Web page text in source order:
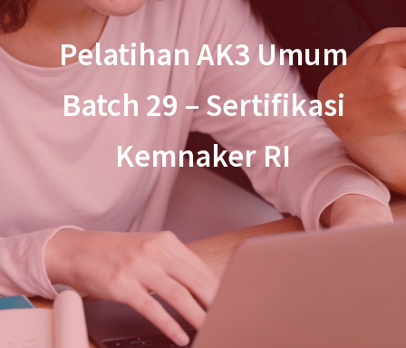
Pelatihan AK3 Umum
Batch 29 – Sertifikasi
Kemnaker RI